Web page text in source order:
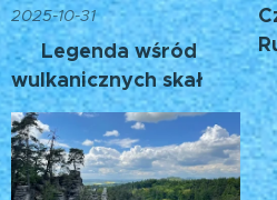
2025-10-31
🌋Legenda wśród
wulkanicznych skał